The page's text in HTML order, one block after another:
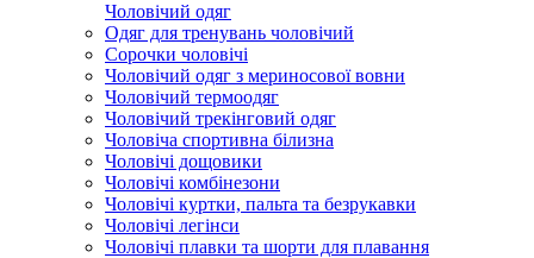
Чоловічий одяг
Одяг для тренувань чоловічий
Сорочки чоловічі
Чоловічий одяг з мериносової вовни
Чоловічий термоодяг
Чоловічий трекінговий одяг
Чоловіча спортивна білизна
Чоловічі дощовики
Чоловічі комбінезони
Чоловічі куртки, пальта та безрукавки
Чоловічі легінси
Чоловічі плавки та шорти для плавання